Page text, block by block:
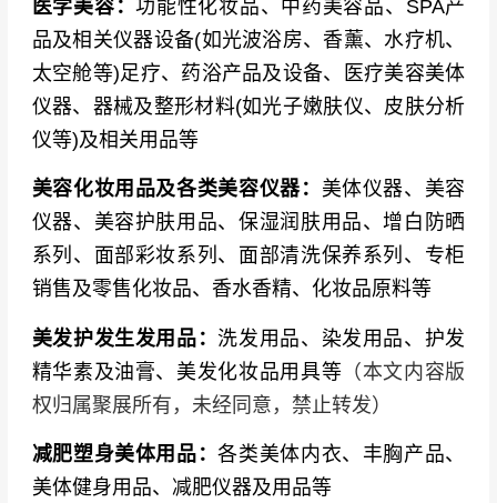
医学美容：功能性化妆品、中药美容品、SPA产
品及相关仪器设备(如光波浴房、香薰、水疗机、
太空舱等)足疗、药浴产品及设备、医疗美容美体
仪器、器械及整形材料(如光子嫩肤仪、皮肤分析
仪等)及相关用品等
美容化妆用品及各类美容仪器： 美体仪器、美容
仪器、美容护肤用品、保湿润肤用品、增白防晒
系列、面部彩妆系列、面部清洗保养系列、专柜
销售及零售化妆品、香水香精、化妆品原料等
美发护发生发用品：洗发用品、染发用品、护发
精华素及油膏、美发化妆品用具等 （本文内容版
权归属聚展所有，未经同意，禁止转发）
减肥塑身美体用品：各类美体内衣、丰胸产品、
美体健身用品、减肥仪器及用品等